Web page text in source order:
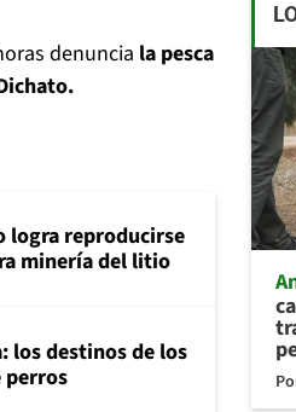
denuncia la pesca
logra reproducirse
minería del litio
los destinos de los
perros